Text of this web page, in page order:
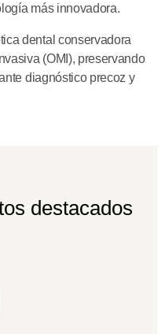
más innovadora.
dental conservadora
(OMI), preservando
diagnóstico precoz y
destacados